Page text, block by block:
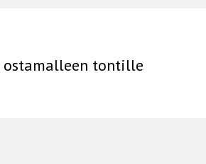
ostamalleen tontille